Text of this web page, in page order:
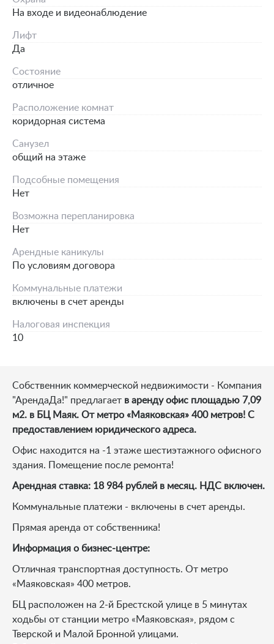
На входе и видеонаблюдение
Лифт
Да
Состояние
отличное
Расположение комнат
коридорная система
Санузел
общий на этаже
Подсобные помещения
Нет
Возможна перепланировка
Нет
Арендные каникулы
По условиям договора
Коммунальные платежи
включены в счет аренды
Налоговая инспекция
10
Собственник коммерческой недвижимости - Компания
"АрендаДа!" предлагает в аренду офис площадью 7,09
м2. в БЦ Маяк. От метро «Маяковская» 400 метров! С
предоставлением юридического адреса.
Офис находится на -1 этаже шестиэтажного офисного
здания. Помещение после ремонта!
Арендная ставка: 18 984 рублей в месяц. НДС включен.
Коммунальные платежи - включены в счет аренды.
Прямая аренда от собственника!
Информация о бизнес-центре:
Отличная транспортная доступность. От метро
«Маяковская» 400 метров.
БЦ расположен на 2-й Брестской улице в 5 минутах
ходьбы от станции метро «Маяковская», рядом с
Тверской и Малой Бронной улицами.